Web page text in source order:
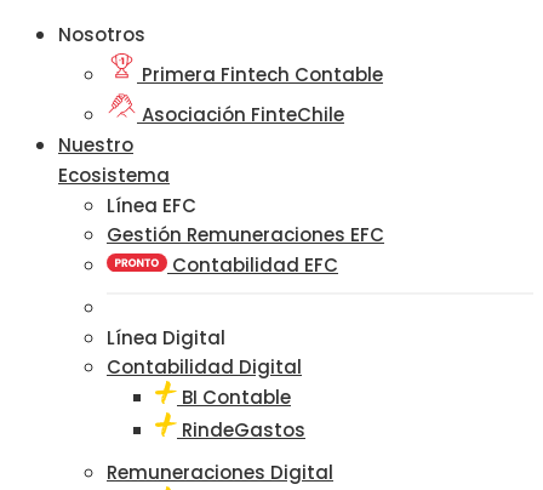
Nosotros
Primera Fintech Contable
Asociación FinteChile
Nuestro
Ecosistema
Línea EFC
Gestión Remuneraciones EFC
Contabilidad EFC
Línea Digital
Contabilidad Digital
BI Contable
RindeGastos
Remuneraciones Digital